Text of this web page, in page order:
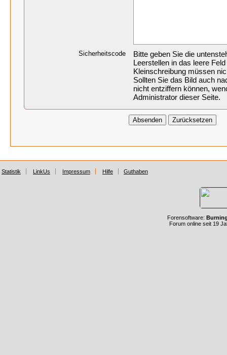
Sicherheitscode
Bitte geben Sie die
Leerstellen in das leere
Kleinschreibung müssen
Sollten Sie das Bild auch
nicht entziffern können,
Administrator dieser Seite.
Statistik LinkUs Impressum Hilfe Guthaben
Forensoftware:
Forum online seit 19